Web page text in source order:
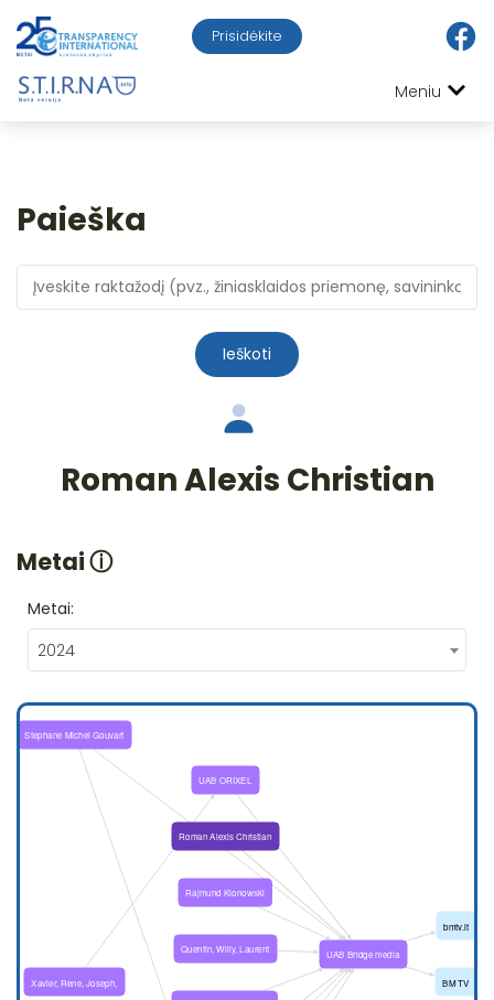
Prisidėkite
Meniu
Paieška
Ieškoti
Roman Alexis Christian
Metaiⓘ
Metai:
2024